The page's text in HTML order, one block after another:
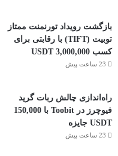
بازگشت رویداد تورنمنت ممتاز
تو‌بیت (TIFT) با رقابتی برای
کسب 3,000,000 USDT
23 ساعت پیش
راه‌اندازی چالش ربات گرید
فیوچرز در Toobit با 150,000
USDT جایزه
23 ساعت پیش